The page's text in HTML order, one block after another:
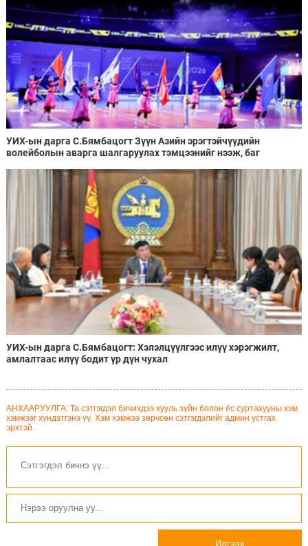
УИХ-ын дарга С.Бямбацогт Зүүн Азийн эрэгтэйчүүдийн
волейболын аварга шалгаруулах тэмцээнийг нээж, баг
УИХ-ын дарга С.Бямбацогт: Хэлэлцүүлгээс илүү хэрэгжилт,
амлалтаас илүү бодит үр дүн чухал
АНХААРУУЛГА: Та сэтгэгдэл бичихдээ хууль зүйн болон ёс суртахууны хэм
хэмжээг хүндэтгэнэ үү. Хэм хэмжээ зөрчсөн сэтгэгдэлийг админ устгах
эрхтэй.
Илгээх